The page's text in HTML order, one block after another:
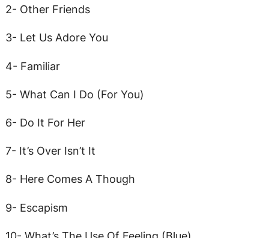
2- Other Friends
3- Let Us Adore You
4- Familiar
5- What Can I Do (For You)
6- Do It For Her
7- It’s Over Isn’t It
8- Here Comes A Though
9- Escapism
10- What’s The Use Of Feeling (Blue)